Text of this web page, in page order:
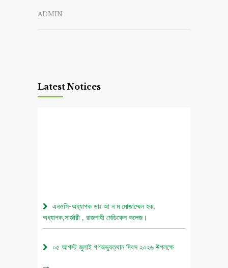
ADMIN
Latest Notices
এনওসি-অধ্যাপক ডাঃ আ ন ম মোজাম্মেল হক,
অধ্যাপক,সার্জারী , রাজশাহী মেডিকেল কলেজ।
০৫ আগস্ট জুলাই গণঅভ্যুত্থান দিবস ২০২৬ উপলক্ষে